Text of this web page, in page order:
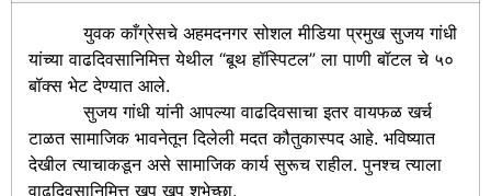
युवक काँग्रेसचे अहमदनगर सोशल मीडिया प्रमुख सुजय गांधी
यांच्या वाढदिवसानिमित्त येथील “बूथ हॉस्पिटल” ला पाणी बॉटल चे ५०
बॉक्स भेट देण्यात आले.
सुजय गांधी यांनी आपल्या वाढदिवसाचा इतर वायफळ खर्च
टाळत सामाजिक भावनेतून दिलेली मदत कौतुकास्पद आहे. भविष्यात
देखील त्याचाकडून असे सामाजिक कार्य सुरूच राहील. पुनश्च त्याला
वाढदिवसानिमित्त खूप खूप शुभेच्छा.